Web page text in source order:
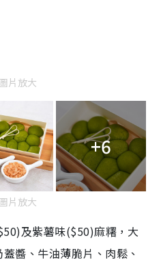
片放大
+6
片放大
及紫薯味($50)麻糬，大
醬、牛油薄脆片、肉鬆、